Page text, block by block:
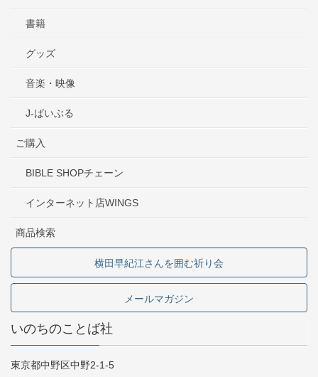
書籍
グッズ
音楽・映像
J-ばいぶる
ご購入
BIBLE SHOPチェーン
インターネット店WINGS
商品検索
横田早紀江さんを囲む祈り会
メールマガジン
いのちのことば社
東京都中野区中野2-1-5